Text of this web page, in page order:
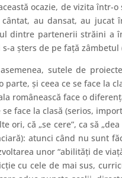
ocazie, de vizita
au dansat, au
dintre partenerii străini a
a şters de pe faţă
sutele de
parte, şi ceea ce se face la
românească face o
se face la clasă (serios,
ori, că „se cere”, ca să
atunci când nu sunt
unor “abilităţi de
cu cele de mai sus,